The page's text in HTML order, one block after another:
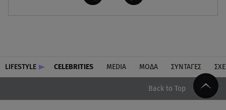
LIFESTYLE CELEBRITIES MEDIA ΜΟΔΑ ΣΥΝΤΑΓΕΣ
Back to Top